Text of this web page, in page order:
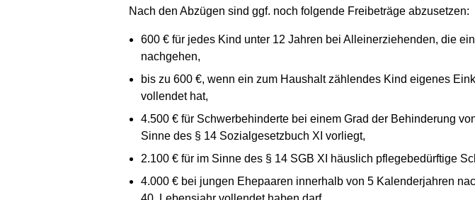
Nach den Abzügen sind ggf. noch folgende Freibeträge abzusetzen:
600 € für jedes Kind unter 12 Jahren bei Alleinerziehenden, die
nachgehen,
bis zu 600 €, wenn ein zum Haushalt zählendes Kind eigenes
vollendet hat,
4.500 € für Schwerbehinderte bei einem Grad der Behinderung
Sinne des § 14 Sozialgesetzbuch XI vorliegt,
2.100 € für im Sinne des § 14 SGB XI häuslich pflegebedürftige
4.000 € bei jungen Ehepaaren innerhalb von 5 Kalenderjahren